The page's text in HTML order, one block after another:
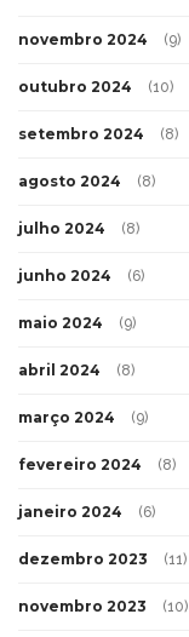
novembro 2024 (9)
outubro 2024 (10)
setembro 2024 (8)
agosto 2024 (8)
julho 2024 (8)
junho 2024 (6)
maio 2024 (9)
abril 2024 (8)
março 2024 (9)
fevereiro 2024 (8)
janeiro 2024 (6)
dezembro 2023 (11)
novembro 2023 (10)